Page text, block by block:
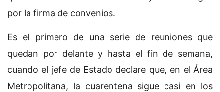
por la firma de convenios.
Es el primero de una serie de reuniones que
quedan por delante y hasta el fin de semana,
cuando el jefe de Estado declare que, en el Área
Metropolitana, la cuarentena sigue casi en los